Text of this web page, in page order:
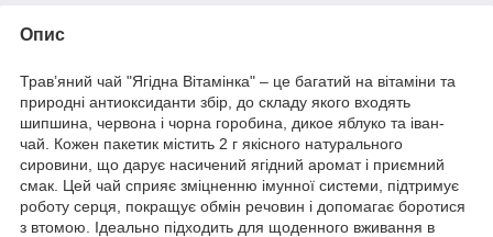
Опис
Трав’яний чай "Ягідна Вітамінка" – це багатий на вітаміни та
природні антиоксиданти збір, до складу якого входять
шипшина, червона і чорна горобина, дикое яблуко та іван-
чай. Кожен пакетик містить 2 г якісного натурального
сировини, що дарує насичений ягідний аромат і приємний
смак. Цей чай сприяє зміцненню імунної системи, підтримує
роботу серця, покращує обмін речовин і допомагає боротися
з втомою. Ідеально підходить для щоденного вживання в